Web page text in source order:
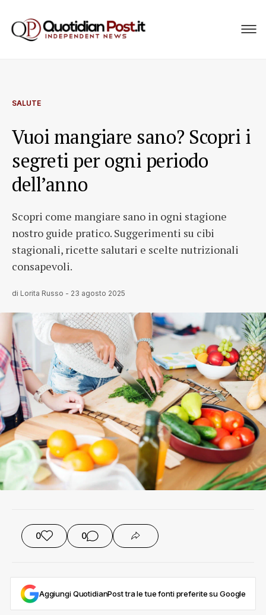
SALUTE
Vuoi mangiare sano? Scopri i
segreti per ogni periodo
dell’anno
Scopri come mangiare sano in ogni stagione
nostro guide pratico. Suggerimenti su cibi
stagionali, ricette salutari e scelte nutrizionali
consapevoli.
di Lorita Russo - 23 agosto 2025
0 0
Aggiungi QuotidianPost tra le tue fonti preferite su Google